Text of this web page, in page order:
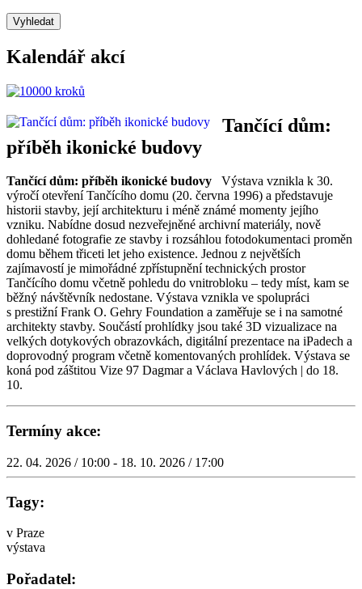
Vyhledat
Kalendář akcí
Tančící dům:
příběh ikonické budovy
Tančící dům: příběh ikonické budovy
Výstava vznikla k 30.
výročí otevření Tančícího domu (20. června 1996) a představuje
historii stavby, její architekturu i méně známé momenty jejího
vzniku. Nabídne dosud nezveřejněné archivní materiály, nově
dohledané fotografie ze stavby i rozsáhlou fotodokumentaci proměn
domu během třiceti let jeho existence. Jednou z největších
zajímavostí je mimořádné zpřístupnění technických prostor
Tančícího domu včetně pohledu do vnitrobloku – tedy míst, kam se
běžný návštěvník nedostane. Výstava vznikla ve spolupráci
s prestižní Frank O. Gehry Foundation a zaměřuje se i na samotné
architekty stavby. Součástí prohlídky jsou také 3D vizualizace na
velkých dotykových obrazovkách, digitální prezentace na iPadech a
doprovodný program včetně komentovaných prohlídek. Výstava se
koná pod záštitou Vize 97 Dagmar a Václava Havlových | do 18.
10.
Termíny akce:
22. 04. 2026 / 10:00 - 18. 10. 2026 / 17:00
Tagy:
v Praze
výstava
Pořadatel: